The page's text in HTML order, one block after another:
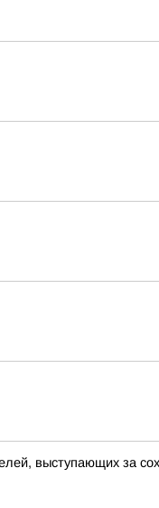
выступающих за